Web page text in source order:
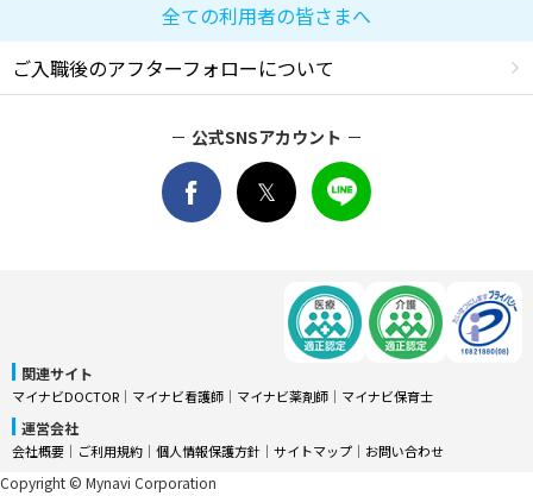
全ての利用者の皆さまへ
ご入職後のアフターフォローについて
公式SNSアカウント
関連サイト
マイナビDOCTOR │ マイナビ看護師 │ マイナビ薬剤師 │ マイナビ保育士
運営会社
会社概要 │ ご利用規約 │ 個人情報保護方針 │ サイトマップ │ お問い合わせ
Copyright © Mynavi Corporation